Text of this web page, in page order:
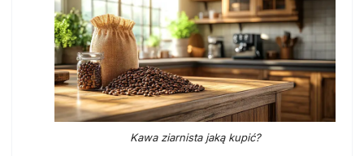
Kawa ziarnista jaką kupić?